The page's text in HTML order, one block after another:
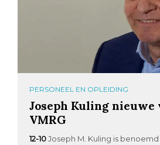
PERSONEEL EN OPLEIDING
Joseph Kuling
VMRG
12-10 Joseph M. Kuling is